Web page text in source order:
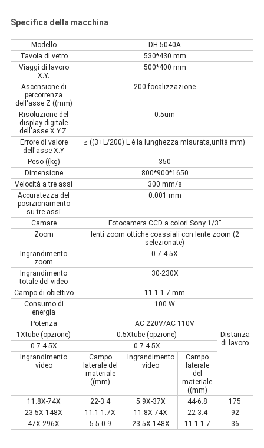
Specifica della macchina
Modello
DH-5040A
Tavola di vetro
530*430 mm
Viaggi di lavoro
X.Y.
500*400 mm
Ascensione di
percorrenza
dell'asse Z ((mm)
200 focalizzazione
Risoluzione del
display digitale
dell'asse X.Y.Z.
0.5um
Errore di valore
dell'asse X.Y
≤ ((3+L/200) L è la lunghezza misurata,unità mm)
Peso ((kg)
350
Dimensione
800*900*1650
Velocità a tre assi
300 mm/s
Accuratezza del
posizionamento
su tre assi
0.001 mm
Camare
Fotocamera CCD a colori Sony 1/3′′
Zoom
lenti zoom ottiche coassiali con lente zoom (2
selezionate)
Ingrandimento
zoom
0.7-4.5X
Ingrandimento
totale del video
30-230X
Campo di obiettivo
11.1-1.7 mm
Consumo di
energia
100 W
Potenza
AC 220V/AC 110V
1Xtube (opzione)
0.5Xtube (opzione)
Distanza
di lavoro
0.7-4.5X
0.7-4.5X
Ingrandimento
video
Campo
laterale del
materiale
((mm)
Ingrandimento
video
Campo
laterale
del
materiale
((mm)
11.8X-74X
22-3.4 5.9X-37X 44-6.8
175
23.5X-148X
11.1-1.7X 11.8X-74X 22-3.4
92
47X-296X
5.5-0.9 23.5X-148X 11.1-1.7 36